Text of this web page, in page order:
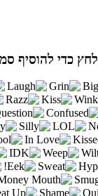
להוסיף סמיילי